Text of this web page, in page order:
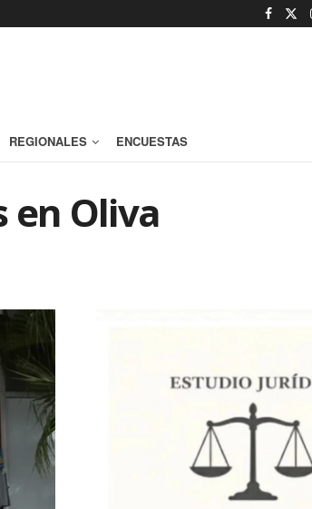
REGIONALES ENCUESTAS
en Oliva